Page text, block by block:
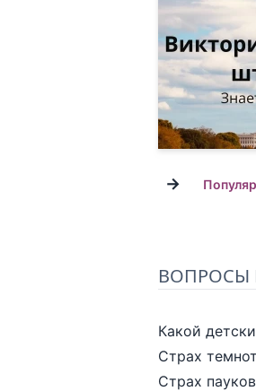
→
ВОПРОСЫ
Какой
Страх
Страх пауков